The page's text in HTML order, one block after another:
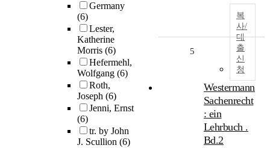
Germany
(6)
Lester,
Katherine
Morris (6)
Hefermehl,
Wolfgang (6)
Roth,
Joseph (6)
Jenni, Ernst
(6)
tr. by John
J. Scullion (6)
복
사/
대
출
신
청
5
Westermann
Sachenrecht
: ein
Lehrbuch .
Bd.2